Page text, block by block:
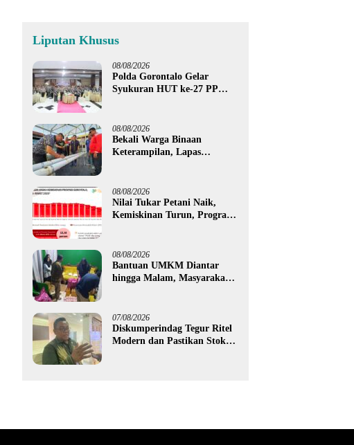
Liputan Khusus
08/08/2026
Polda Gorontalo Gelar
Syukuran HUT ke-27 PP
08/08/2026
Bekali Warga Binaan
Keterampilan, Lapas
08/08/2026
Nilai Tukar Petani Naik,
Kemiskinan Turun, Program
08/08/2026
Bantuan UMKM Diantar
hingga Malam, Masyarakat
07/08/2026
Diskumperindag Tegur Ritel
Modern dan Pastikan Stok